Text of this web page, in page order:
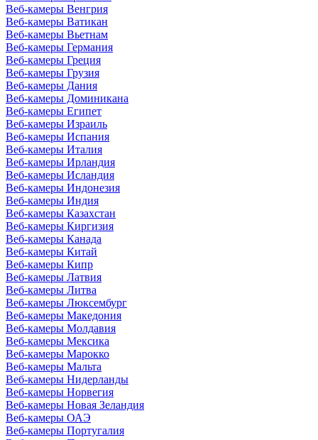
Веб-камеры Венгрия
Веб-камеры Ватикан
Веб-камеры Вьетнам
Веб-камеры Германия
Веб-камеры Греция
Веб-камеры Грузия
Веб-камеры Дания
Веб-камеры Доминикана
Веб-камеры Египет
Веб-камеры Израиль
Веб-камеры Испания
Веб-камеры Италия
Веб-камеры Ирландия
Веб-камеры Исландия
Веб-камеры Индонезия
Веб-камеры Индия
Веб-камеры Казахстан
Веб-камеры Киргизия
Веб-камеры Канада
Веб-камеры Китай
Веб-камеры Кипр
Веб-камеры Латвия
Веб-камеры Литва
Веб-камеры Люксембург
Веб-камеры Македония
Веб-камеры Молдавия
Веб-камеры Мексика
Веб-камеры Марокко
Веб-камеры Мальта
Веб-камеры Нидерланды
Веб-камеры Норвегия
Веб-камеры Новая Зеландия
Веб-камеры ОАЭ
Веб-камеры Португалия